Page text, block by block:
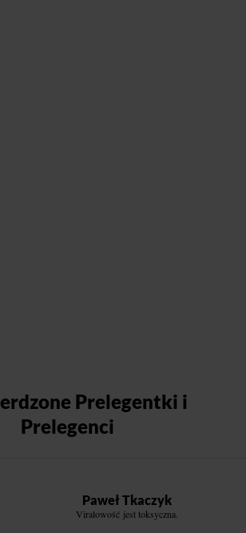
Prelegentki i
Prelegenci
Paweł Tkaczyk
Viralowość jest toksyczna.